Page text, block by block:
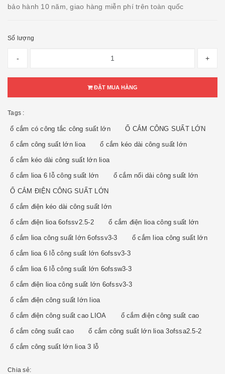
bảo hành 10 năm, giao hàng miễn phí trên toàn quốc
Số lượng
- +
ĐẶT MUA HÀNG
Tags :
ổ cắm có công tắc công suất lớn Ổ CẮM CÔNG SUẤT LỚN
ổ cắm công suất lớn lioa ổ cắm kéo dài công suất lớn
ổ cắm kéo dài công suất lớn lioa
ổ cắm lioa 6 lỗ công suất lớn ổ cắm nối dài công suất lớn
Ổ CẮM ĐIỆN CÔNG SUẤT LỚN
ổ cắm điện kéo dài công suất lớn
ổ cắm điện lioa 6ofssv2.5-2 ổ cắm điện lioa công suất lớn
ổ cắm lioa công suất lớn 6ofssv3-3 ổ cắm lioa công suất lớn
ổ cắm lioa 6 lỗ công suất lớn 6ofssv3-3
ổ cắm lioa 6 lỗ công suất lớn 6ofssw3-3
ổ cắm điện lioa công suất lớn 6ofssv3-3
ổ cắm điện công suất lớn lioa
ổ cắm điện công suất cao LIOA ổ cắm điện công suất cao
ổ cắm công suất cao ổ cắm công suất lớn lioa 3ofssa2.5-2
ổ cắm công suất lớn lioa 3 lỗ
Chia sẻ: